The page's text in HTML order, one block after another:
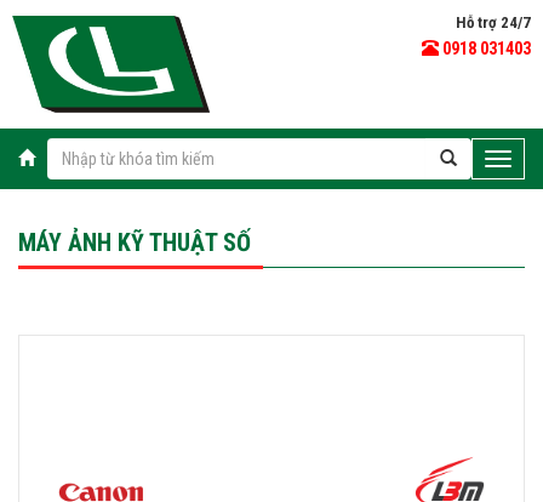
Hỗ trợ 24/7
0918 031403
Toggle
MÁY ẢNH KỸ THUẬT SỐ